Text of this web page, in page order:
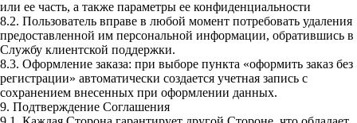
или ее часть, а также параметры ее конфиденциальности
8.2. Пользователь вправе в любой момент потребовать удаления
предоставленной им персональной информации, обратившись в
Службу клиентской поддержки.
8.3. Оформление заказа: при выборе пункта «оформить заказ без
регистрации» автоматически создается учетная запись с
сохранением внесенных при оформлении данных.
9. Подтверждение Соглашения